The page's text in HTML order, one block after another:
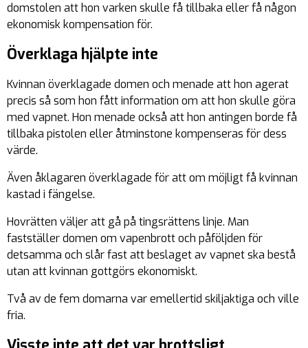
domstolen att hon varken skulle få tillbaka eller få någon
ekonomisk kompensation för.
Överklaga hjälpte inte
Kvinnan överklagade domen och menade att hon agerat
precis så som hon fått information om att hon skulle göra
med vapnet. Hon menade också att hon antingen borde få
tillbaka pistolen eller åtminstone kompenseras för dess
värde.
Även åklagaren överklagade för att om möjligt få kvinnan
kastad i fängelse.
Hovrätten väljer att gå på tingsrättens linje. Man
fastställer domen om vapenbrott och påföljden för
detsamma och slår fast att beslaget av vapnet ska bestå
utan att kvinnan gottgörs ekonomiskt.
Två av de fem domarna var emellertid skiljaktiga och ville
fria.